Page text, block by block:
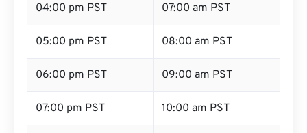
04:00 pm PST 07:00 am PST
05:00 pm PST 08:00 am PST
06:00 pm PST 09:00 am PST
07:00 pm PST 10:00 am PST